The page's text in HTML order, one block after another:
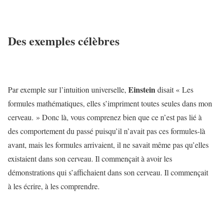
Des exemples célèbres
Par exemple sur l’intuition universelle, Einsteindisait « Les
formules mathématiques, elles s’impriment toutes seules dans mon
cerveau. » Donc là, vous comprenez bien que ce n’est pas lié à
des comportement du passé puisqu’il n’avait pas ces formules-là
avant, mais les formules arrivaient, il ne savait même pas qu’elles
existaient dans son cerveau. Il commençait à avoir les
démonstrations qui s’affichaient dans son cerveau. Il commençait
à les écrire, à les comprendre.